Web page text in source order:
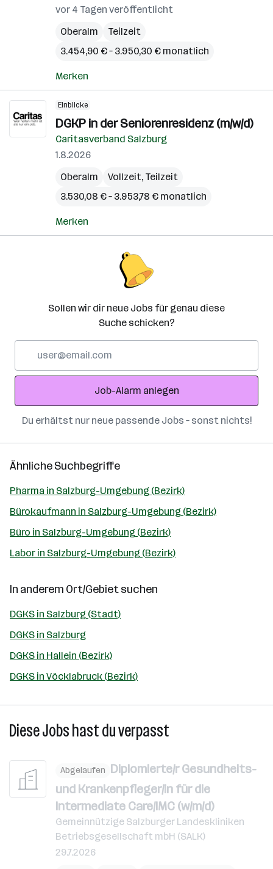
vor 4 Tagen veröffentlicht
Oberalm
Teilzeit
3.454,90 € – 3.950,30 € monatlich
Merken
Einblicke
DGKP in der Seniorenresidenz (m/w/d)
Caritasverband Salzburg
1.8.2026
Oberalm
Vollzeit, Teilzeit
3.530,08 € – 3.953,78 € monatlich
Merken
Sollen wir dir neue Jobs für genau diese
Suche schicken?
Adresse
Job-Alarm anlegen
Du erhältst nur neue passende Jobs – sonst nichts!
Ähnliche Suchbegriffe
Pharma in Salzburg-Umgebung (Bezirk)
Bürokaufmann in Salzburg-Umgebung (Bezirk)
Büro in Salzburg-Umgebung (Bezirk)
Labor in Salzburg-Umgebung (Bezirk)
In anderem Ort/Gebiet suchen
DGKS in Salzburg (Stadt)
DGKS in Salzburg
DGKS in Hallein (Bezirk)
DGKS in Vöcklabruck (Bezirk)
Diese Jobs hast du verpasst
Abgelaufen Diplomierte/r Gesundheits-
und Krankenpfleger/in für die
Intermediate Care/IMC (w/m/d)
Gemeinnützige Salzburger Landeskliniken
Betriebsgesellschaft mbH (SALK)
29.7.2026